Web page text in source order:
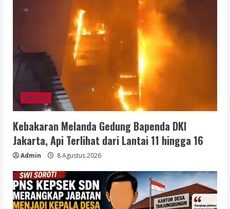
Berita
Kebakaran Melanda Gedung Bapenda DKI
Jakarta, Api Terlihat dari Lantai 11 hingga 16
Admin 8 Agustus 2026